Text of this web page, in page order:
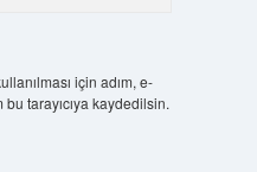
için adım, e-
tarayıcıya kaydedilsin.